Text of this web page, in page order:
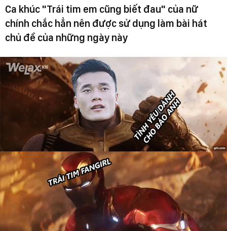
Ca khúc "Trái tim em cũng biết đau" của nữ
chính chắc hẳn nên được sử dụng làm bài hát
chủ đề của những ngày này